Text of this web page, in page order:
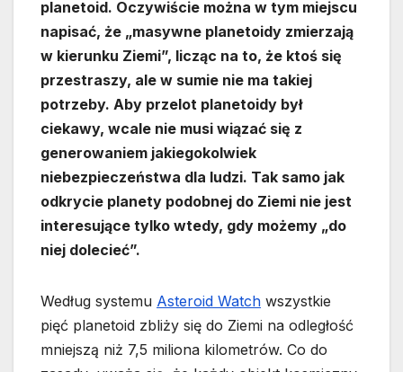
planetoid. Oczywiście można w tym miejscu
napisać, że „masywne planetoidy zmierzają
w kierunku Ziemi”, licząc na to, że ktoś się
przestraszy, ale w sumie nie ma takiej
potrzeby. Aby przelot planetoidy był
ciekawy, wcale nie musi wiązać się z
generowaniem jakiegokolwiek
niebezpieczeństwa dla ludzi. Tak samo jak
odkrycie planety podobnej do Ziemi nie jest
interesujące tylko wtedy, gdy możemy „do
niej dolecieć”.
Według systemu Asteroid Watch wszystkie
pięć planetoid zbliży się do Ziemi na odległość
mniejszą niż 7,5 miliona kilometrów. Co do